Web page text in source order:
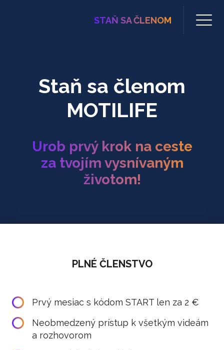
STAŇ SA ČLENOM
Staň sa členom
MOTILIFE
Urob prvý krok na ceste
za tvojím vysnívaným
životom!
PLNÉ ČLENSTVO
Prvý mesiac s kódom START len za 2 €
Neobmedzený prístup k všetkým videám
a rozhovorom